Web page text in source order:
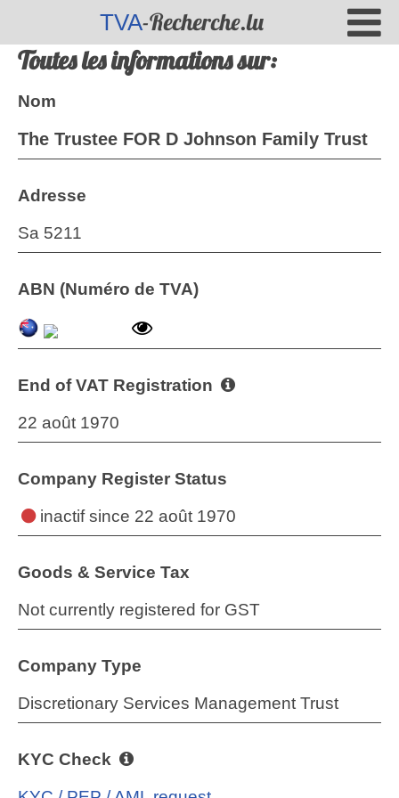
TVA-Recherche.lu
Toutes les informations sur:
Nom
The Trustee FOR D Johnson Family Trust
Adresse
Sa 5211
ABN (Numéro de TVA)
End of VAT Registration
22 août 1970
Company Register Status
inactifsince 22 août 1970
Goods & Service Tax
Not currently registered for GST
Company Type
Discretionary Services Management Trust
KYC Check